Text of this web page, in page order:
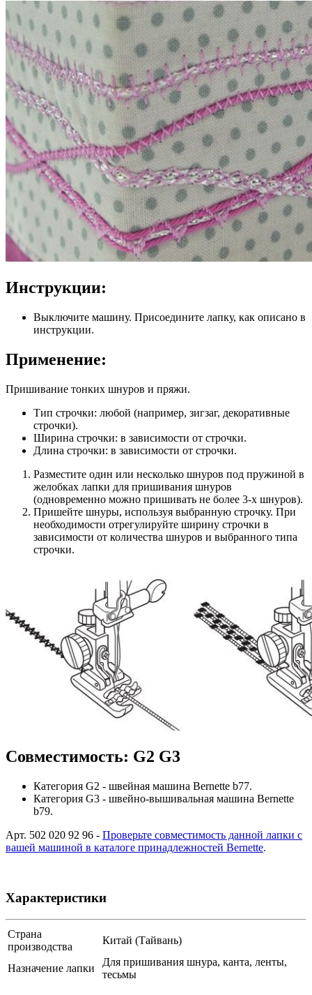
Инструкции:
Выключите машину. Присоедините лапку, как описано в
инструкции.
Применение:
Пришивание тонких шнуров и пряжи.
Тип строчки: любой (например, зигзаг, декоративные
строчки).
Ширина строчки: в зависимости от строчки.
Длина строчки: в зависимости от строчки.
Разместите один или несколько шнуров под пружиной в
желобках лапки для пришивания шнуров
(одновременно можно пришивать не более 3-х шнуров).
Пришейте шнуры, используя выбранную строчку. При
необходимости отрегулируйте ширину строчки в
зависимости от количества шнуров и выбранного типа
строчки.
Совместимость: G2 G3
Категория G2 - швейная машина Bernette b77.
Категория G3 - швейно-вышивальная машина Bernette
b79.
Арт. 502 020 92 96 - Проверьте совместимость данной лапки с
вашей машиной в каталоге принадлежностей Bernette.
Характеристики
Страна
производства
Китай (Тайвань)
Назначение лапки
Для пришивания шнура, канта, ленты,
тесьмы